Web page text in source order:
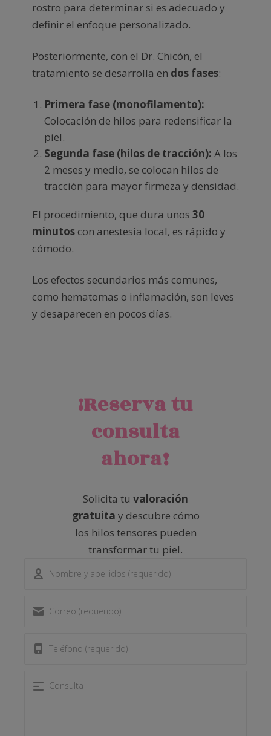
rostro para determinar si es adecuado y
definir el enfoque personalizado.
Posteriormente, con el Dr. Chicón, el
tratamiento se desarrolla en dos fases:
Primera fase (monofilamento):
Colocación de hilos para redensificar la
piel.
Segunda fase (hilos de tracción): A los
2 meses y medio, se colocan hilos de
tracción para mayor firmeza y densidad.
El procedimiento, que dura unos 30
minutoscon anestesia local, es rápido y
cómodo.
Los efectos secundarios más comunes,
como hematomas o inflamación, son leves
y desaparecen en pocos días.
¡Reserva tu
consulta
ahora!
Solicita tu valoración
gratuita y descubre cómo
los hilos tensores pueden
transformar tu piel.